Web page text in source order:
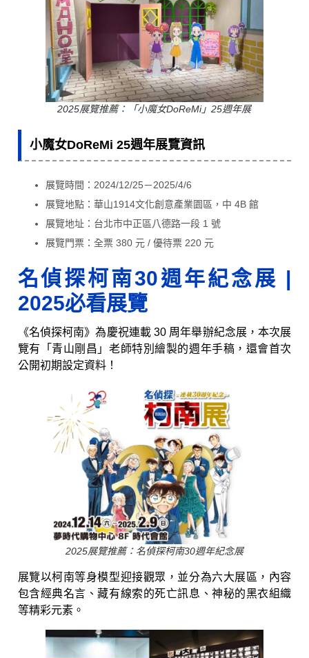
2025展覽推薦：「小魔女DoReMi」25週年展
小魔女DoReMi 25週年展覽資訊
展覽時間：2024/12/25－2025/4/6
展覽地點：華山1914文化創意產業園區，中 4B 館
展覽地址：台北市中正區八德路一段 1 號
展覽門票：全票 380 元 / 優待票 220 元
名偵探柯南30週年紀念展 |
2025必看展覽
《名偵探柯南》為慶祝連載 30 周年舉辦紀念展，本次展
覽有「青山剛昌」老師特別繪製的週年手稿，還會首次
公開初期設定資料！
2025展覽推薦：名偵探柯南30週年紀念展
展覽以柯南等身模型迎接觀眾，並分為六大展區，內容
包含經典名言、藏有線索的死亡訊息、神秘的黑衣組織
等精彩元素。